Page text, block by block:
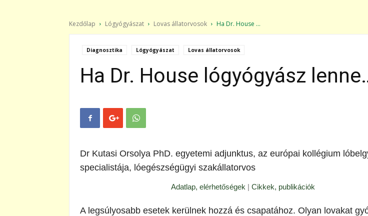
Kezdőlap Lógyógyászat Lovas állatorvosok Ha Dr. House ...
Diagnosztika Lógyógyászat Lovas állatorvosok
Ha Dr. House lógyógyász
Dr Kutasi Orsolya PhD. egyetemi adjunktus, az európai kollégium
specialistája, lóegészségügyi szakállatorvos
Adatlap, elérhetőségek | Cikkek, publikációk
A legsúlyosabb esetek kerülnek hozzá és csapatához. Olyan lovakat